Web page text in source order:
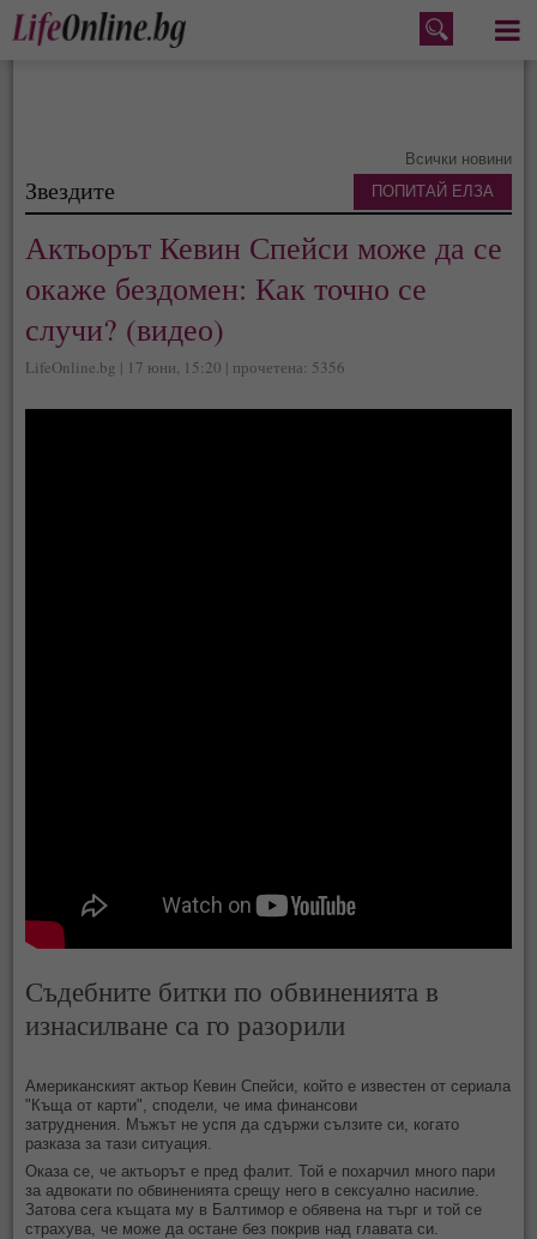
Меню
Всички новини
Звездите
Актьорът Кевин Спейси може да се
окаже бездомен: Как точно се
случи? (видео)
LifeOnline.bg | 17 юни, 15:20 | прочетена: 5356
Съдебните битки по обвиненията в
изнасилване са го разорили
Американският актьор Кевин Спейси, който е известен от сериала
"Къща от карти", сподели, че има финансови
затруднения. Мъжът не успя да сдържи сълзите си, когато
разказа за тази ситуация.
Оказа се, че актьорът е пред фалит. Той е похарчил много пари
за адвокати по обвиненията срещу него в сексуално насилие.
Затова сега къщата му в Балтимор е обявена на търг и той се
страхува, че може да остане без покрив над главата си.
ПОПИТАЙ ЕЛЗА